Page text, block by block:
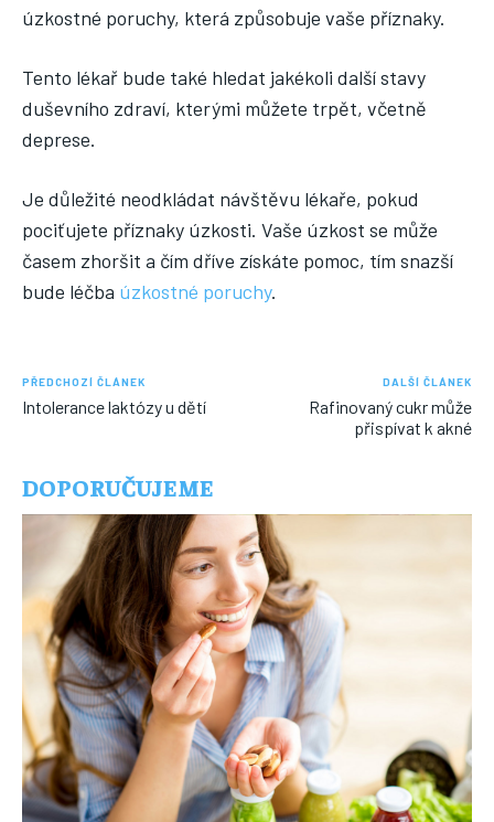
úzkostné poruchy, která způsobuje vaše příznaky.
Tento lékař bude také hledat jakékoli další stavy
duševního zdraví, kterými můžete trpět, včetně
deprese.
Je důležité neodkládat návštěvu lékaře, pokud
pociťujete příznaky úzkosti. Vaše úzkost se může
časem zhoršit a čím dříve získáte pomoc, tím snazší
bude léčba úzkostné poruchy.
PŘEDCHOZÍ ČLÁNEK
Intolerance laktózy u dětí
DALŠÍ ČLÁNEK
Rafinovaný cukr může
přispívat k akné
DOPORUČUJEME